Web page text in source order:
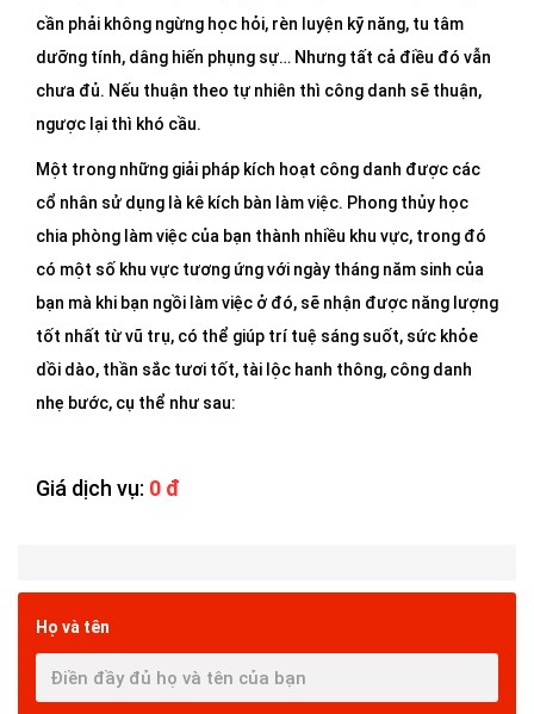
DỊCH
VỤ
VIẾT
cần phải không ngừng học hỏi, rèn luyện kỹ năng, tu tâm
dưỡng tính, dâng hiến phụng sự… Nhưng tất cả điều đó vẫn
chưa đủ. Nếu thuận theo tự nhiên thì công danh sẽ thuận,
ngược lại thì khó cầu.
Một trong những giải pháp kích hoạt công danh được các
cổ nhân sử dụng là kê kích bàn làm việc. Phong thủy học
chia phòng làm việc của bạn thành nhiều khu vực, trong đó
có một số khu vực tương ứng với ngày tháng năm sinh của
bạn mà khi bạn ngồi làm việc ở đó, sẽ nhận được năng lượng
tốt nhất từ vũ trụ, có thể giúp trí tuệ sáng suốt, sức khỏe
dồi dào, thần sắc tươi tốt, tài lộc hanh thông, công danh
nhẹ bước, cụ thể như sau:
Giá dịch vụ: 0 đ
Họ và tên